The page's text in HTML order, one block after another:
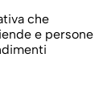
che
e persone